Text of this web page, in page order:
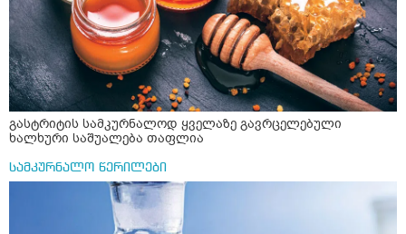
ერთი სუფრის კოვზის მეოთხედი ფხვნილი კურკუმა და
ჩავყარო ცოტა შავი პილპილი და ავადუღო თუ ჯერ რძე
ავადუღო, ცოტა გათბეს და მერე ჩავყარო კურკუმა? და
საღამოს ვახშამზე რომ მივიღო თუ შეიძლება? P.S მიზანი
არის ანთების საწინააღმდეგო,ანტიოქსიდანტური და
დამამშვიდებელი( მშვიდი ძილისთვის)
გასტრიტის სამკურნალოდ ყველაზე გავრცელებული
ხალხური საშუალება თაფლია
სამკურნალო წერილები